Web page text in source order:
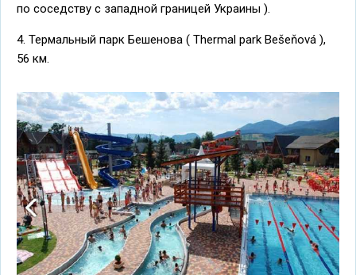
по соседству с западной границей Украины ).
4. Термальный парк Бешенова ( Thermal park Bešeňová ),
56 км.